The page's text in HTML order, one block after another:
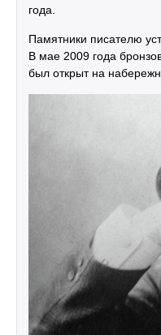
года.
Памятники писателю
В мае 2009 года
был открыт на